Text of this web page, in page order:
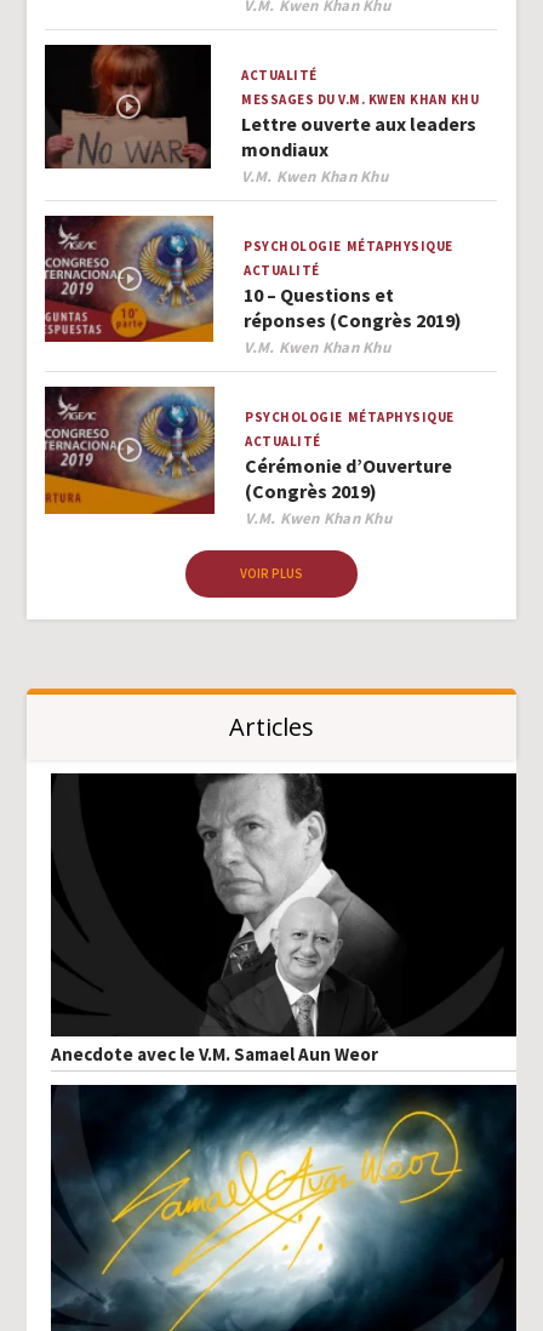
V.M. Kwen Khan Khu
ACTUALITÉ
MESSAGES DU V.M. KWEN KHAN KHU
Lettre ouverte aux leaders
mondiaux
Author
V.M. Kwen Khan Khu
PSYCHOLOGIE MÉTAPHYSIQUE
ACTUALITÉ
10 – Questions et
réponses (Congrès 2019)
Author
V.M. Kwen Khan Khu
PSYCHOLOGIE MÉTAPHYSIQUE
ACTUALITÉ
Cérémonie d’Ouverture
(Congrès 2019)
Author
V.M. Kwen Khan Khu
VOIR PLUS
Articles
Anecdote avec le V.M. Samael Aun Weor